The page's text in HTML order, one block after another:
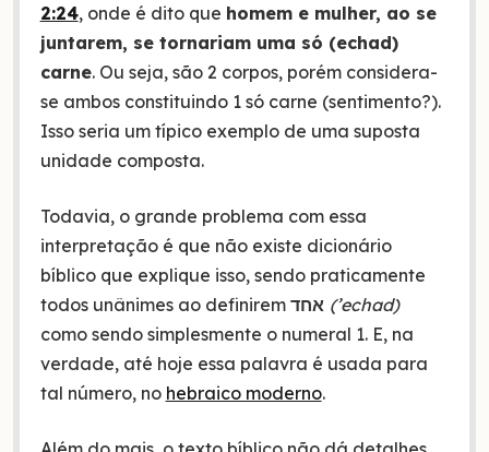
2:24, onde é dito que homem e mulher, ao se
juntarem, se tornariam uma só (echad)
carne. Ou seja, são 2 corpos, porém considera-
se ambos constituindo 1 só carne (sentimento?).
Isso seria um típico exemplo de uma suposta
unidade composta.
Todavia, o grande problema com essa
interpretação é que não existe dicionário
bíblico que explique isso, sendo praticamente
todos unânimes ao definirem
(’echad)
como sendo simplesmente o numeral 1. E, na
verdade, até hoje essa palavra é usada para
tal número, no hebraico moderno.